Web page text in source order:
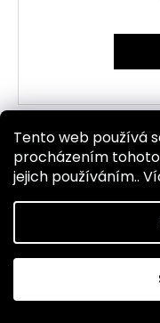
Tento web používá
procházením
jejich používáním..